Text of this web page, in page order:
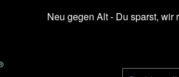
Neu gegen Alt - Du sparst, wir